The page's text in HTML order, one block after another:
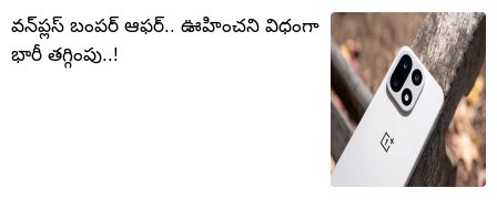
వన్‌ప్లస్ బంపర్‌ ఆఫర్‌.. ఊహించని విధంగా
భారీ తగ్గింపు..!